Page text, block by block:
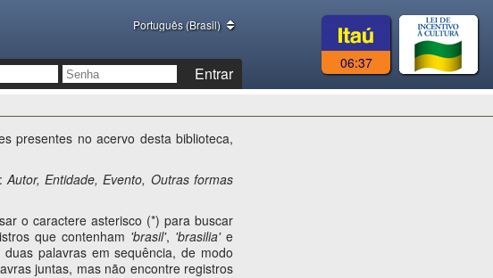
06:37
Português (Brasil)
Entrar
presentes no acervo desta biblioteca,
Autor, Entidade, Evento, Outras formas
o caractere asterisco (*) para buscar
que contenham 'brasil', 'brasilia'e
palavras em sequência, de modo
juntas, mas não encontre registros